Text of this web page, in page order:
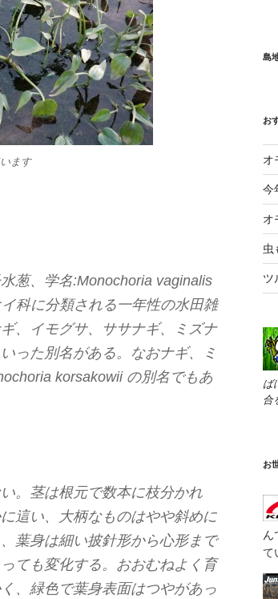
ます
葱、学名:Monochoria vaginalis
科に分類される一年性の水田雑
、イモグサ、ササナギ、ミズナ
った別名がある。なおナギ、ミ
korsakowii の別名でもあ
。茎は根元で数本に枝分かれ
這い、大柄なものはやや斜めに
葉身は細い披針形から心形まで
ても変化する。おおむねよく育
、緑色で葉身表面はつやがあっ
島
お
オ
今
オ
虫
ツ
ば
合
お
ん
て